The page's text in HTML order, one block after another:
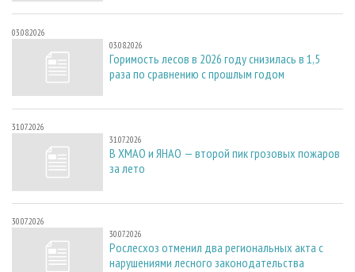
03.08.2026
03.08.2026
Горимость лесов в 2026 году снизилась в 1,5
раза по сравнению с прошлым годом
31.07.2026
31.07.2026
В ХМАО и ЯНАО — второй пик грозовых пожаров
за лето
30.07.2026
30.07.2026
Рослесхоз отменил два региональных акта с
нарушениями лесного законодательства